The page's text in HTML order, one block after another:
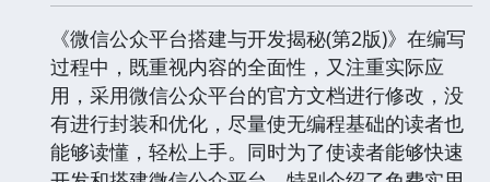
《微信公众平台搭建与开发揭秘(第2版)》在编写
过程中，既重视内容的全面性，又注重实际应
用，采用微信公众平台的官方文档进行修改，没
有进行封装和优化，尽量使无编程基础的读者也
能够读懂，轻松上手。同时为了使读者能够快速